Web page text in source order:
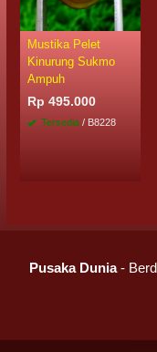
Mustika Pelet
Kinurung Sukmo
Ampuh
Rp 495.000
Tersedia / B8228
Pusaka Dunia-